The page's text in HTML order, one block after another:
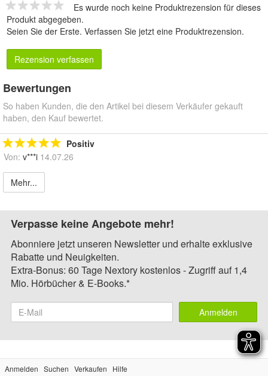
Es wurde noch keine Produktrezension für dieses
Produkt abgegeben.
Seien Sie der Erste. Verfassen Sie jetzt eine Produktrezension.
Rezension verfassen
Bewertungen
So haben Kunden, die den Artikel bei diesem Verkäufer gekauft
haben, den Kauf bewertet.
Positiv
Von: v***i 14.07.26
Mehr...
Verpasse keine Angebote mehr!
Abonniere jetzt unseren Newsletter und erhalte exklusive
Rabatte und Neuigkeiten.
Extra-Bonus: 60 Tage Nextory kostenlos - Zugriff auf 1,4
Mio. Hörbücher & E-Books.*
Anmelden
Anmelden Suchen Verkaufen
Hilfe